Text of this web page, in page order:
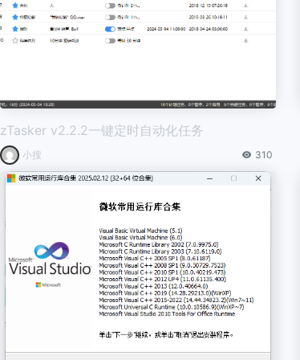
zTasker v2.2.2一键定时自动化任务
小搜 310